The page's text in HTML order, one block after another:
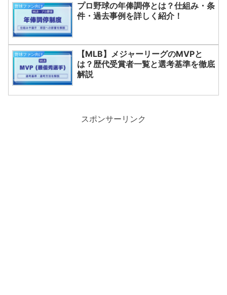
野球ファン向け
プロ野球の年俸調停とは？仕組み・条
件・過去事例を詳しく紹介！
野球ファン向け
【MLB】メジャーリーグのMVPと
は？歴代受賞者一覧と選考基準を徹底
解説
スポンサーリンク